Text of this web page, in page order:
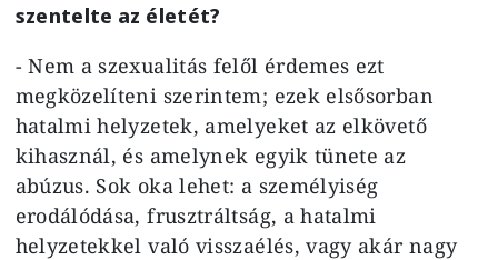
szentelte az életét?
- Nem a szexualitás felől érdemes ezt
megközelíteni szerintem; ezek elsősorban
hatalmi helyzetek, amelyeket az elkövető
kihasznál, és amelynek egyik tünete az
abúzus. Sok oka lehet: a személyiség
erodálódása, frusztráltság, a hatalmi
helyzetekkel való visszaélés, vagy akár nagy